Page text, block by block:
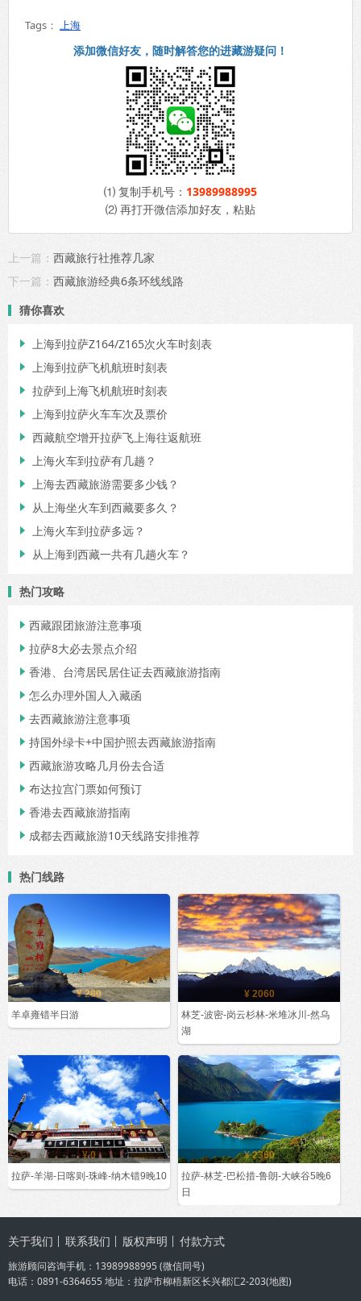
Tags： 上海
添加微信好友，随时解答您的进藏游疑问！
⑴ 复制手机号： 13989988995
⑵ 再打开微信添加好友，粘贴
上一篇： 西藏旅行社推荐几家
下一篇： 西藏旅游经典6条环线线路
猜你喜欢
 上海到拉萨Z164/Z165次火车时刻表
 上海到拉萨飞机航班时刻表
 拉萨到上海飞机航班时刻表
 上海到拉萨火车车次及票价
 西藏航空增开拉萨飞上海往返航班
 上海火车到拉萨有几趟？
 上海去西藏旅游需要多少钱？
 从上海坐火车到西藏要多久？
 上海火车到拉萨多远？
 从上海到西藏一共有几趟火车？
热门攻略
 西藏跟团旅游注意事项
 拉萨8大必去景点介绍
 香港、台湾居民居住证去西藏旅游指南
 怎么办理外国人入藏函
 去西藏旅游注意事项
 持国外绿卡+中国护照去西藏旅游指南
 西藏旅游攻略几月份去合适
 布达拉宫门票如何预订
 香港去西藏旅游指南
 成都去西藏旅游10天线路安排推荐
热门线路
¥ 280
羊卓雍错半日游
¥ 2060
林芝-波密-岗云杉林-米堆冰川-然乌
湖
¥ 0
拉萨-羊湖-日喀则-珠峰-纳木错9晚10
¥ 2360
拉萨-林芝-巴松措-鲁朗-大峡谷5晚6
日
关于我们 联系我们 版权声明 付款方式
旅游顾问咨询手机： 13989988995 (微信同号)
电话：0891-6364655 地址：拉萨市柳梧新区长兴都汇2-203(地图)